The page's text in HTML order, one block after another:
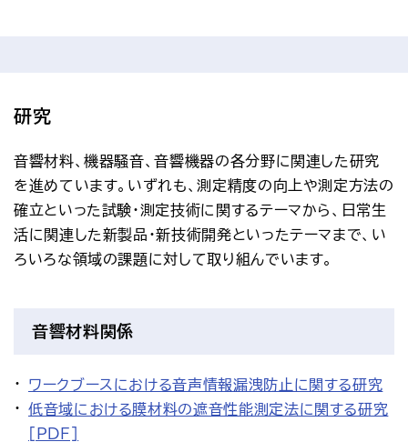
研究
音響材料、機器騒音、音響機器の各分野に関連した研究
を進めています。いずれも、測定精度の向上や測定方法の
確立といった試験・測定技術に関するテーマから、日常生
活に関連した新製品・新技術開発といったテーマまで、い
ろいろな領域の課題に対して取り組んでいます。
音響材料関係
ワークブースにおける音声情報漏洩防止に関する研究
低音域における膜材料の遮音性能測定法に関する研究
[PDF]